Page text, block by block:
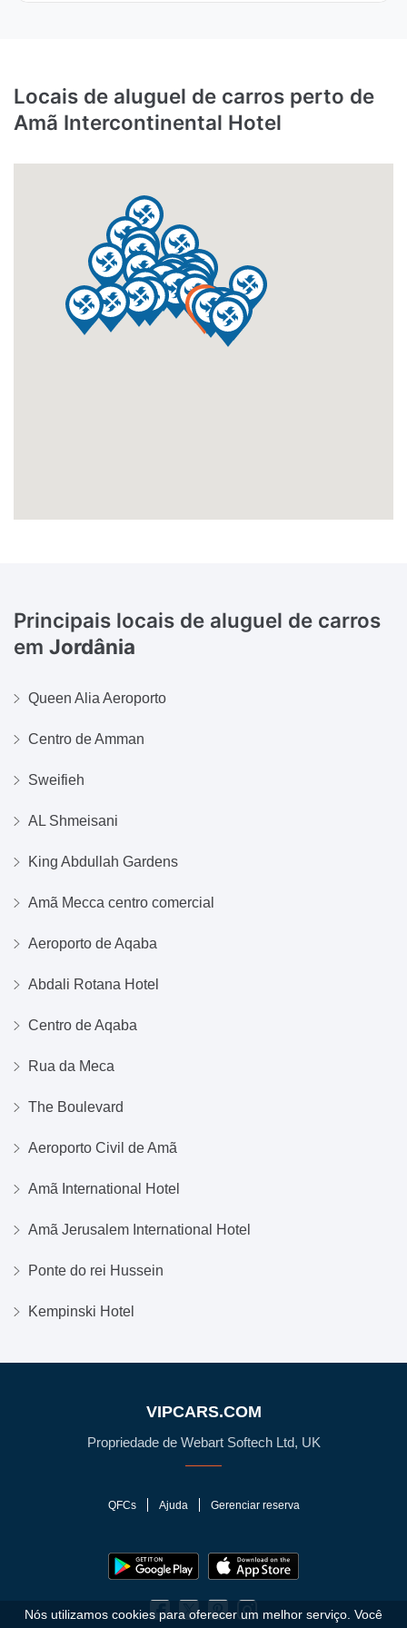
Locais de aluguel de carros perto de
Amã Intercontinental Hotel
Principais locais de aluguel de carros
em Jordânia
Queen Alia Aeroporto
Centro de Amman
Sweifieh
AL Shmeisani
King Abdullah Gardens
Amã Mecca centro comercial
Aeroporto de Aqaba
Abdali Rotana Hotel
Centro de Aqaba
Rua da Meca
The Boulevard
Aeroporto Civil de Amã
Amã International Hotel
Amã Jerusalem International Hotel
Ponte do rei Hussein
Kempinski Hotel
VIPCARS.COM
Propriedade de Webart Softech Ltd, UK
QFCs Ajuda Gerenciar reserva
Nós utilizamos cookies para oferecer um melhor serviço. Você